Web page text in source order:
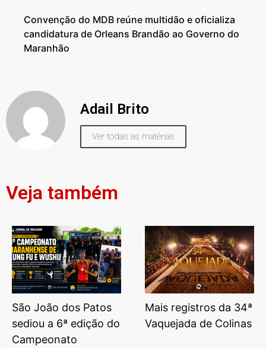
Convenção do MDB reúne multidão e oficializa
candidatura de Orleans Brandão ao Governo do
Maranhão
Adail Brito
Ver todas as matérias
Veja também
São João dos Patos
sediou a 6ª edição do
Campeonato
Mais registros da 34ª
Vaquejada de Colinas